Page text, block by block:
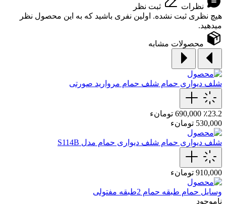
نظرات
ثبت نظر
هیچ نظری ثبت نشده. اولین نفری باشید که به این محصول نظر
میدهید.
محصولات مشابه
شلف دیواری حمام شلف حمام مروارید صورتی
٪23.2 690,000 تومانء
530,000 تومانء
شلف دیواری حمام شلف دیواری حمام مدل S114B
910,000 تومانء
وسایل حمام طبقه حمام 2طبقه مفتولی
ناموجود